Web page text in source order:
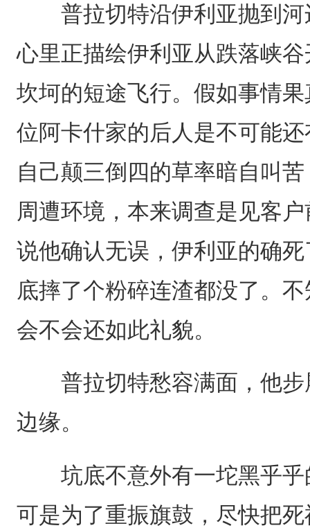
普拉切特沿伊利亚抛到河
心里正描绘伊利亚从跌落峡
坎坷的短途飞行。假如事情
位阿卡什家的后人是不可能
自己颠三倒四的草率暗自叫
周遭环境，本来调查是见客
说他确认无误，伊利亚的确
底摔了个粉碎连渣都没了。
会不会还如此礼貌。
普拉切特愁容满面，他步
边缘。
坑底不意外有一坨黑乎乎
可是为了重振旗鼓，尽快把